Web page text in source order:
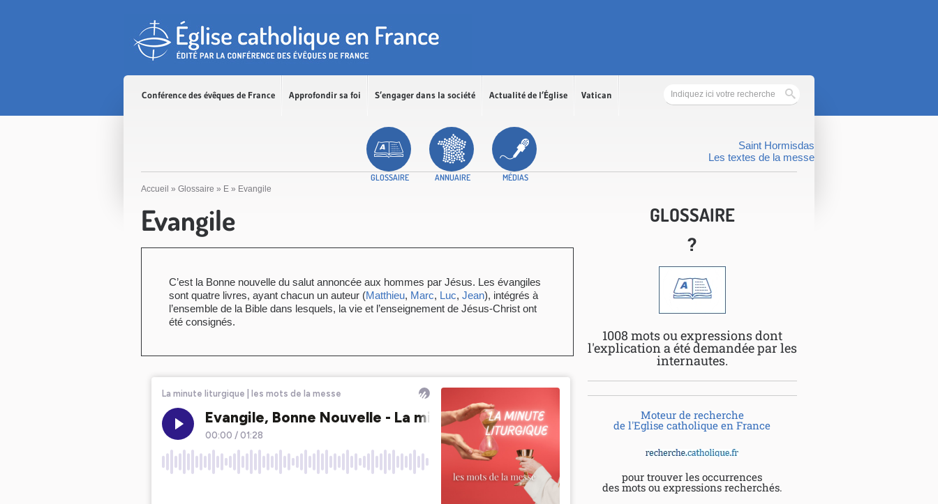
Conférence des évêques de France Approfondir sa foi S’engager dans la société Actualité de l’Église Vatican
GLOSSAIRE ANNUAIRE MÉDIAS
Saint Hormisdas
Les textes de la messe
Accueil » Glossaire » E » Evangile
Evangile
C’est la Bonne nouvelle du salut annoncée aux hommes par Jésus. Les évangiles
sont quatre livres, ayant chacun un auteur (Matthieu, Marc, Luc, Jean), intégrés à
l’ensemble de la Bible dans lesquels, la vie et l’enseignement de Jésus-Christ ont
été consignés.
GLOSSAIRE
?
1008 mots ou expressions dont
l'explication a été demandée par les
internautes.
Moteur de recherche
de l'Eglise catholique en France
pour trouver les occurrences
des mots ou expressions recherchés.